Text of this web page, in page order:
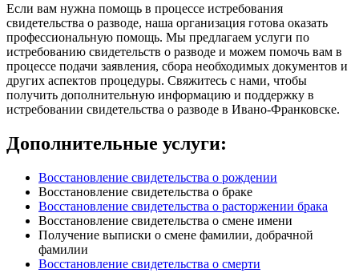
Если вам нужна помощь в процессе истребования
свидетельства о разводе, наша организация готова оказать
профессиональную помощь. Мы предлагаем услуги по
истребованию свидетельств о разводе и можем помочь вам в
процессе подачи заявления, сбора необходимых документов и
других аспектов процедуры. Свяжитесь с нами, чтобы
получить дополнительную информацию и поддержку в
истребовании свидетельства о разводе в Ивано-Франковске.
Дополнительные услуги:
Восстановление свидетельства о рождении
Восстановление свидетельства о браке
Восстановление свидетельства о расторжении брака
Восстановление свидетельства о смене имени
Получение выписки о смене фамилии, добрачной
фамилии
Восстановление свидетельства о смерти